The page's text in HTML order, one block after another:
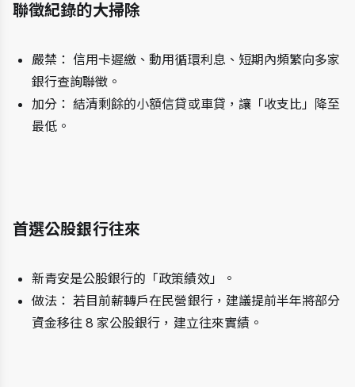
聯徵紀錄的大掃除
嚴禁： 信用卡遲繳、動用循環利息、短期內頻繁向多家
銀行查詢聯徵。
加分： 結清剩餘的小額信貸或車貸，讓「收支比」降至
最低。
首選公股銀行往來
新青安是公股銀行的「政策績效」。
做法： 若目前薪轉戶在民營銀行，建議提前半年將部分
資金移往 8 家公股銀行，建立往來實績。